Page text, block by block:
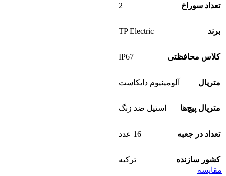
تعداد سوراخ 2
برند TP Electric
کلاس محافظتی IP67
متریال آلومینیوم دایکاست
متریال پیچ‌ها استیل ضد زنگ
تعداد در جعبه 16 عدد
کشور سازنده
ترکیه
مقايسه